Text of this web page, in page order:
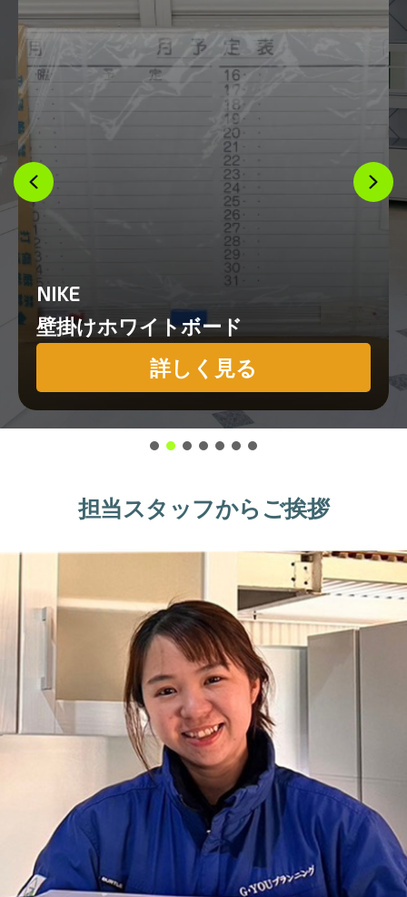
NIKE
壁掛けホワイトボード
詳しく見る
担当スタッフからご挨拶